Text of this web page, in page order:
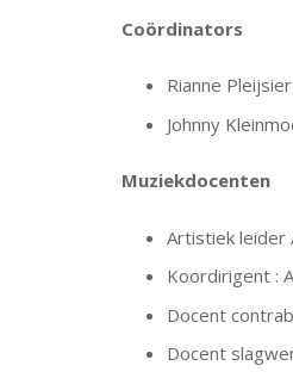
Coördinators
Rianne Pleijsier
Johnny
Muziekdocenten
Artistiek leider
Koordirigent :
Docent
Docent